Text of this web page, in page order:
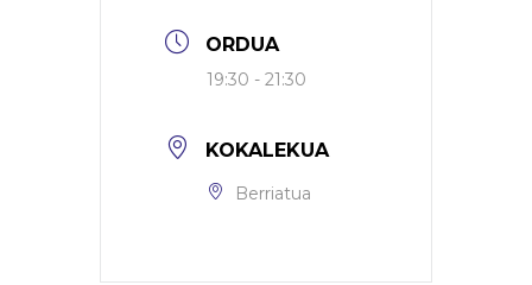
ORDUA
19:30 - 21:30
KOKALEKUA
Berriatua